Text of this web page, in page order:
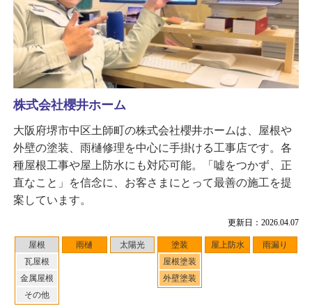
更新日：2026.04.07
屋根
瓦屋根
金属屋根
その他
雨樋 太陽光
塗装
屋根塗装
外壁塗装
屋上防水 雨漏り
株式会社櫻井ホーム
大阪府堺市中区土師町の株式会社櫻井ホームは、屋根や
外壁の塗装、雨樋修理を中心に手掛ける工事店です。各
種屋根工事や屋上防水にも対応可能。「嘘をつかず、正
直なこと」を信念に、お客さまにとって最善の施工を提
案しています。